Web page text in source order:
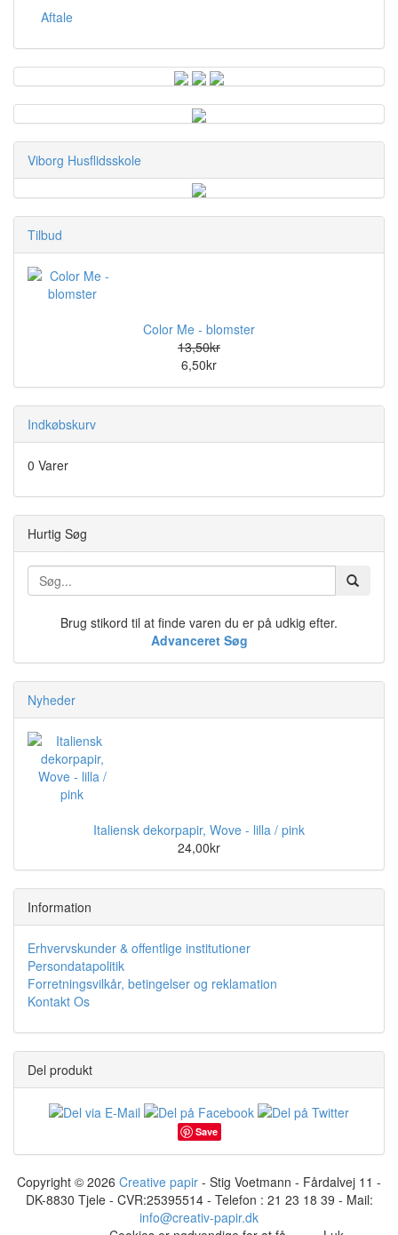
Aftale
Viborg Husflidsskole
Tilbud
Color Me - blomster
13,50kr
6,50kr
Indkøbskurv
0 Varer
Hurtig Søg
Brug stikord til at finde varen du er på udkig efter.
Advanceret Søg
Nyheder
Italiensk dekorpapir, Wove - lilla / pink
24,00kr
Information
Erhvervskunder & offentlige institutioner
Persondatapolitik
Forretningsvilkår, betingelser og reklamation
Kontakt Os
Del produkt
Save
Copyright © 2026 Creative papir - Stig Voetmann - Fårdalvej 11 -
DK-8830 Tjele - CVR:25395514 - Telefon : 21 23 18 39 - Mail:
info@creativ-papir.dk